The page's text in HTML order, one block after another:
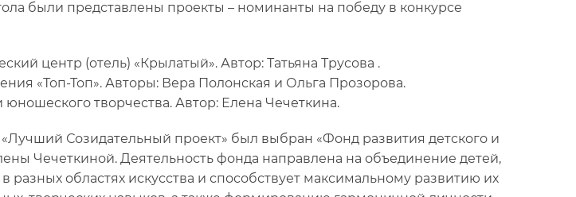
были представлены проекты – номинанты на победу в конкурсе
центр (отель) «Крылатый». Автор: Татьяна Трусова .
«Топ-Топ». Авторы: Вера Полонская и Ольга Прозорова.
юношеского творчества. Автор: Елена Чечеткина.
Созидательный проект» был выбран «Фонд развития детского и
Чечеткиной. Деятельность фонда направлена на объединение детей,
разных областях искусства и способствует максимальному развитию их